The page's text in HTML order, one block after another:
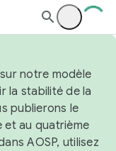
notre modèle
la stabilité de la
publierons le
et au quatrième
AOSP, utilisez